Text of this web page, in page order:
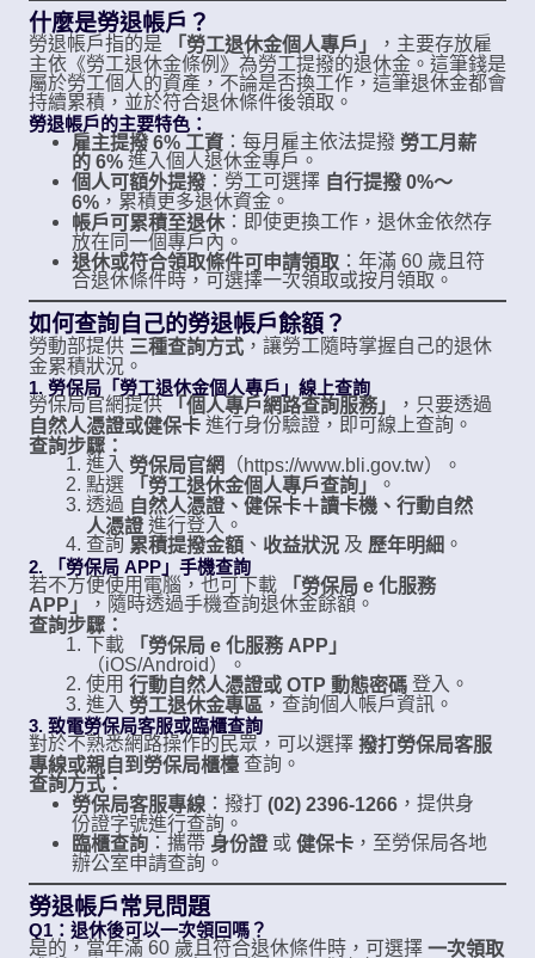
什麼是勞退帳戶？
勞退帳戶指的是 「勞工退休金個人專戶」
，主要存放雇
主依《勞工退休金條例》為勞工提撥的退休金。這筆錢是
屬於勞工個人的資產，不論是否換工作，這筆退休金都會
持續累積，並於符合退休條件後領取。
勞退帳戶的主要特色：
雇主提撥 6% 工資 ：每月雇主依法提撥 勞工月薪
的 6% 進入個人退休金專戶。
個人可額外提撥：勞工可選擇 自行提撥 0%～
6% ，累積更多退休資金。
帳戶可累積至退休 ：即使更換工作，退休金依然存
放在同一個專戶內。
退休或符合領取條件可申請領取 ：年滿 60 歲且符
合退休條件時，可選擇一次領取或按月領取。
如何查詢自己的勞退帳戶餘額？
勞動部提供 三種查詢方式 ，讓勞工隨時掌握自己的退休
金累積狀況。
1. 勞保局「勞工退休金個人專戶」線上查詢
勞保局官網提供
「個人專戶網路查詢服務」
，只要透過
自然人憑證或健保卡 進行身份驗證，即可線上查詢。
查詢步驟：
進入 勞保局官網 （https://www.bli.gov.tw）。
點選
「勞工退休金個人專戶查詢」
。
透過 自然人憑證、健保卡＋讀卡機、行動自然
人憑證 進行登入。
查詢 累積提撥金額 、 收益狀況 及 歷年明細 。
2. 「勞保局 APP」手機查詢
若不方便使用電腦，也可下載
「勞保局 e 化服務
APP」
，隨時透過手機查詢退休金餘額。
查詢步驟：
下載
「勞保局 e 化服務 APP」
（iOS/Android）。
使用 行動自然人憑證或 OTP 動態密碼 登入。
進入 勞工退休金專區 ，查詢個人帳戶資訊。
3. 致電勞保局客服或臨櫃查詢
對於不熟悉網路操作的民眾，可以選擇 撥打勞保局客服
專線或親自到勞保局櫃檯 查詢。
查詢方式：
勞保局客服專線 ：撥打 (02) 2396-1266 ，提供身
份證字號進行查詢。
臨櫃查詢 ：攜帶 身份證 或 健保卡 ，至勞保局各地
辦公室申請查詢。
勞退帳戶常見問題
Q1：退休後可以一次領回嗎？
是的，當年滿 60 歲且符合退休條件時，可選擇 一次領取